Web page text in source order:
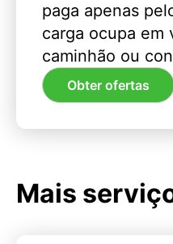
paga apenas
carga ocupa em
caminhão ou
Obter ofertas
Mais